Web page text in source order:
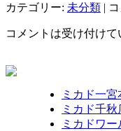
カテゴリー: 未分類 |
コメントは受け付けて
ミカド一宮
ミカド千秋
ミカドワ